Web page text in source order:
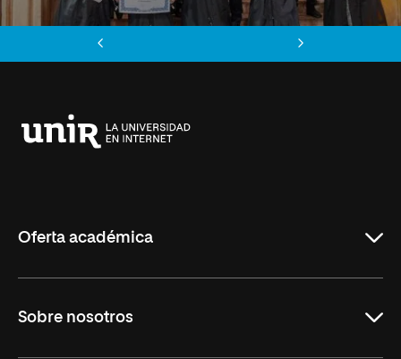
Oferta académica
Másteres Oficiales
Sobre nosotros